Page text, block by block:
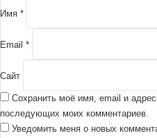
й
Имя *
Email *
Сайт
Сохранить моё имя, email и
последующих моих комментариев.
Уведомить меня о новых